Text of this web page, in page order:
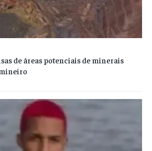
de áreas potenciais de minerais